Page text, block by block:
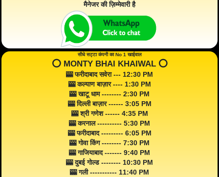
मैनेजर की ज़िम्मेवारी है
सीधे सट्टा कंपनी का No 1 खाईवाल
⭕️ MONTY BHAI KHAIWAL ⭕️
🎰 फरीदाबाद सवेरा --- 12:30 PM
🎰 कल्याण बाज़ार ---- 1:30 PM
🎰 खाटू धाम -------- 2:30 PM
🎰 दिल्ली बाज़ार ------ 3:05 PM
🎰 श्री गणेश ------ 4:35 PM
🎰 करनाल ---------- 5:30 PM
🎰 फरीदाबाद --------- 6:05 PM
🎰 गोवा किंग -------- 7:30 PM
🎰 गाजियाबाद ------- 9:40 PM
🎰 दुबई गोल्ड -------- 10:30 PM
🎰 गली ----------- 11:40 PM